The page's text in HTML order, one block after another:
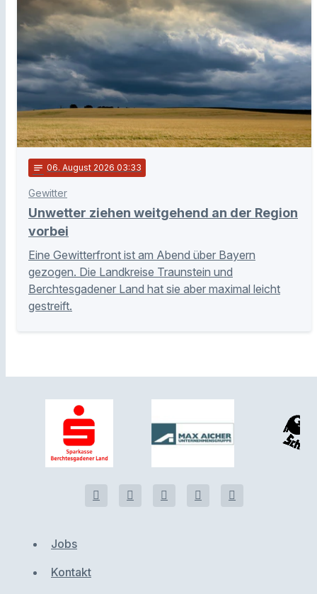
notes 06. August 2026 03:33
Gewitter
Unwetter ziehen weitgehend an der Region
vorbei
Eine Gewitterfront ist am Abend über Bayern
gezogen. Die Landkreise Traunstein und
Berchtesgadener Land hat sie aber maximal leicht
gestreift.
Jobs
Kontakt